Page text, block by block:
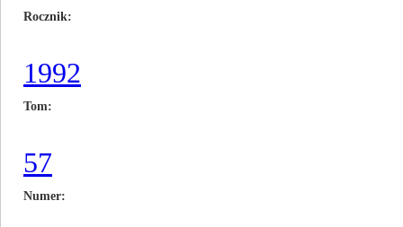
Rocznik
1992
Tom
57
Numer